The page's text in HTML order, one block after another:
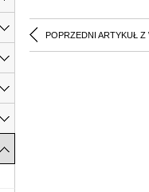
POPRZEDNI ARTYKUŁ Z